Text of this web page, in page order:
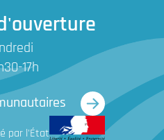
17h
par l'État